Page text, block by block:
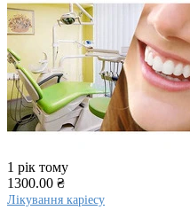
1 рік тому
1300.00 ₴
Лікування каріесу